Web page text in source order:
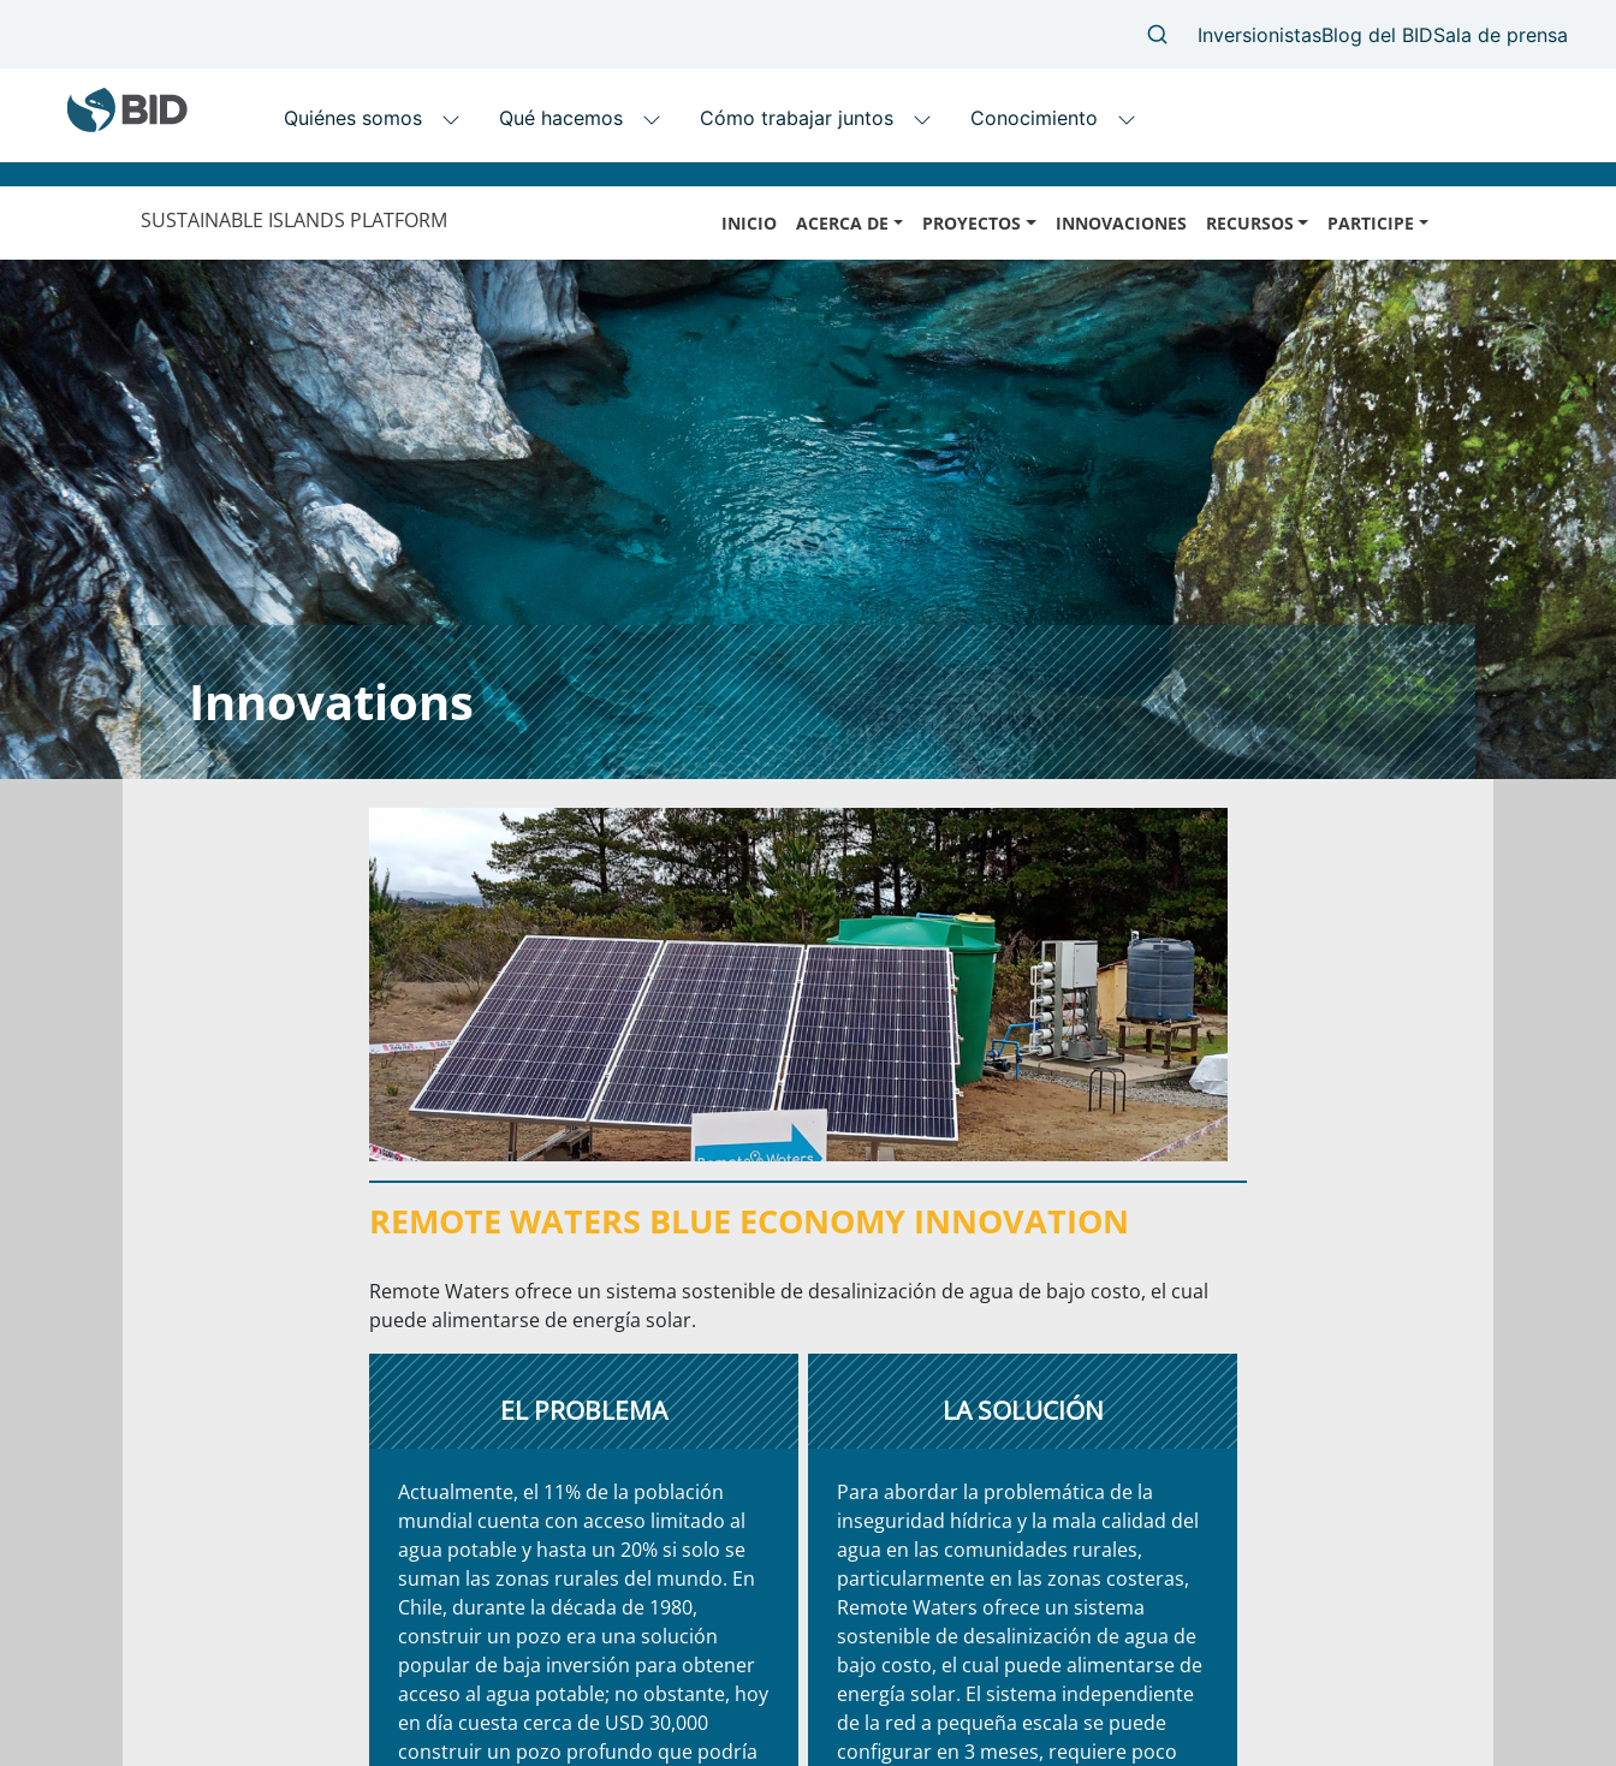
MAIN
NAVIGATION
content
SUSTAINABLE ISLANDS PLATFORM
NAVIGATION
INICIO ACERCA DE PROYECTOS INNOVACIONES RECURSOS PARTICIPE
Innovations
REMOTE WATERS BLUE ECONOMY INNOVATION
Remote Waters ofrece un sistema sostenible de desalinización de agua de bajo costo, el cual
puede alimentarse de energía solar.
EL PROBLEMA
Actualmente, el 11% de la población
mundial cuenta con acceso limitado al
agua potable y hasta un 20% si solo se
suman las zonas rurales del mundo. En
Chile, durante la década de 1980,
construir un pozo era una solución
popular de baja inversión para obtener
acceso al agua potable; no obstante, hoy
en día cuesta cerca de USD 30,000
construir un pozo profundo que podría
LA SOLUCIÓN
Para abordar la problemática de la
inseguridad hídrica y la mala calidad del
agua en las comunidades rurales,
particularmente en las zonas costeras,
Remote Waters ofrece un sistema
sostenible de desalinización de agua de
bajo costo, el cual puede alimentarse de
energía solar. El sistema independiente
de la red a pequeña escala se puede
configurar en 3 meses, requiere poco